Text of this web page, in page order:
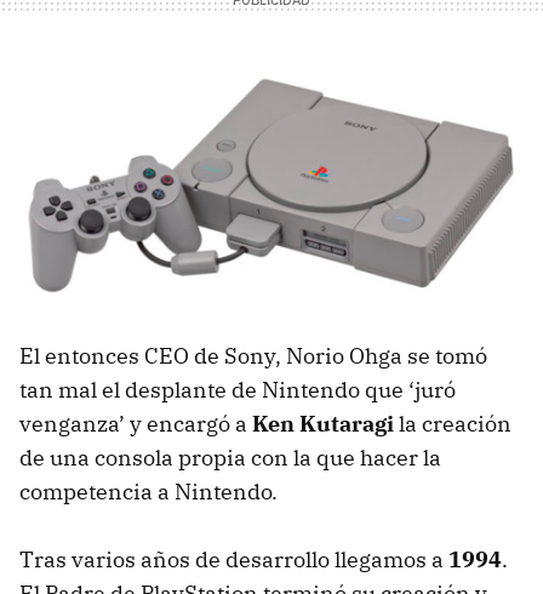
El entonces CEO de Sony, Norio Ohga se tomó
tan mal el desplante de Nintendo que ‘juró
venganza’ y encargó a Ken Kutaragila creación
de una consola propia con la que hacer la
competencia a Nintendo.
Tras varios años de desarrollo llegamos a 1994.